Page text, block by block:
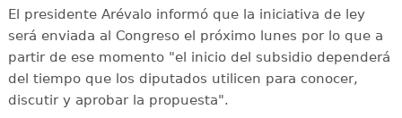
El presidente Arévalo informó que la iniciativa de ley
será enviada al Congreso el próximo lunes por lo que a
partir de ese momento "el inicio del subsidio dependerá
del tiempo que los diputados utilicen para conocer,
discutir y aprobar la propuesta".